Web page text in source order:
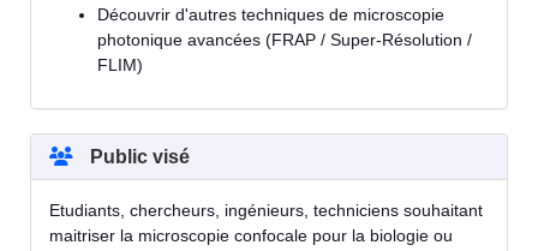
Découvrir d'autres techniques de microscopie
photonique avancées (FRAP / Super-Résolution /
FLIM)
Public visé
Etudiants, chercheurs, ingénieurs, techniciens souhaitant
maitriser la microscopie confocale pour la biologie ou